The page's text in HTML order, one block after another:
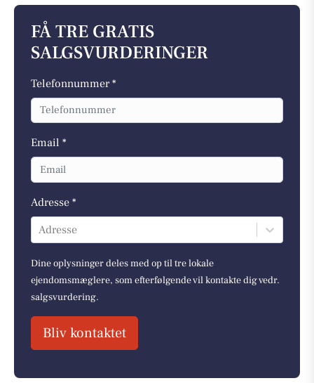
FÅ TRE GRATIS
SALGSVURDERINGER
Telefonnummer *
Email *
Adresse *
Adresse
Dine oplysninger deles med op til tre lokale
ejendomsmæglere, som efterfølgende vil kontakte dig vedr.
salgsvurdering.
Bliv kontaktet